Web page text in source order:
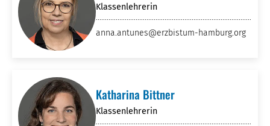
Klassenlehrerin
anna.antunes@erzbistum-hamburg.org
Katharina Bittner
Klassenlehrerin